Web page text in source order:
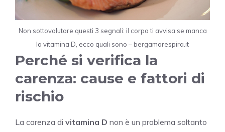
Non sottovalutare questi 3 segnali: il corpo ti avvisa se manca
la vitamina D, ecco quali sono – bergamorespira.it
Perché si verifica la
carenza: cause e fattori di
rischio
La carenza di vitamina D non è un problema soltanto